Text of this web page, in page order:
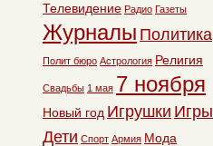
Телевидение Радио Газеты
Журналы Политика
Полит бюро Астрология Религия
Свадьбы 1 мая 7 ноября
Новый год Игрушки Игры
Дети Спорт Армия Мода